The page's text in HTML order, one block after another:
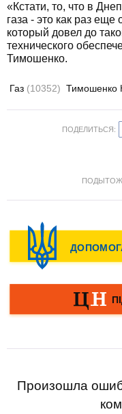
«Кстати, то, что в
газа - это как раз еще
который довел до
технического
Тимошенко.
Газ (10352) Тимошенко
ПОДЕЛИТЬСЯ:
Произошла